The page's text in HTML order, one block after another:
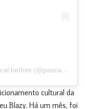
Um post compartilhado por Pedro Pascal he/him (@pascalispunk)
cultural da
Blazy. Há um mês, foi